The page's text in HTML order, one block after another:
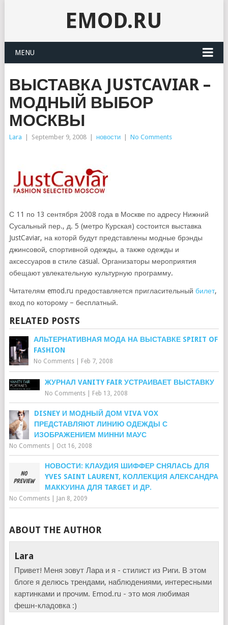
EMOD.RU
MENU
ВЫСТАВКА JUSTCAVIAR –
МОДНЫЙ ВЫБОР
МОСКВЫ
Lara September 9, 2008 новости No Comments
С 11 по 13 сентября 2008 года в Москве по адресу Нижний
Сусальный пер., д. 5 (метро Курская) состоится выставка
JustCaviar, на которй будут представлены модные брэнды
джинсовой, спортивной одежды, а также одежды и
аксессуаров в стиле casual. Организаторы мероприятия
обещают увлекательную культурную программу.
Читателям emod.ru предоставляется пригласительный билет,
вход по которому – бесплатный.
RELATED POSTS
АЛЬТЕРНАТИВНАЯ МОДА НА ВЫСТАВКЕ SPIRIT OF
FASHION
No Comments| Feb 7, 2008
ЖУРНАЛ VANITY FAIR УСТРАИВАЕТ ВЫСТАВКУ
No Comments| Feb 13, 2008
DISNEY И МОДНЫЙ ДОМ VIVA VOX
ПРЕДСТАВЛЯЮТ ЛИНИЮ ОДЕЖДЫ С
ИЗОБРАЖЕНИЕМ МИННИ МАУС
No Comments| Oct 16, 2008
НОВОСТИ: КЛАУДИЯ ШИФФЕР СНЯЛАСЬ ДЛЯ
YVES SAINT LAURENT, КОЛЛЕКЦИЯ АЛЕКСАНДРА
МАККУИНА ДЛЯ TARGET И ДР.
No Comments| Jan 8, 2009
ABOUT THE AUTHOR
Lara
Привет! Меня зовут Лара и я - стилист из Риги. В этом
блоге я делюсь трендами, наблюдениями, интересными
картинками и прочим. Emod.ru - это моя любимая
фешн-кладовка :)